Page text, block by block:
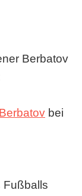
Berbatov
bei
Fußballs